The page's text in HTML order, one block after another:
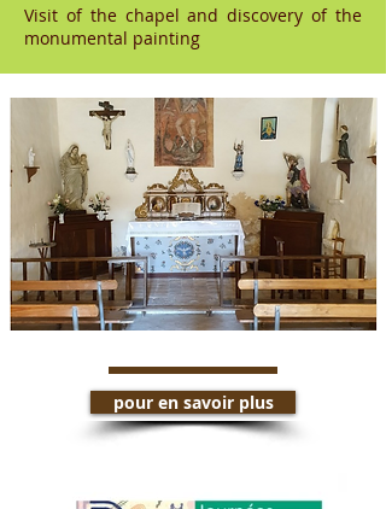
Visit of the chapel and discovery of the
monumental painting
pour en savoir plus